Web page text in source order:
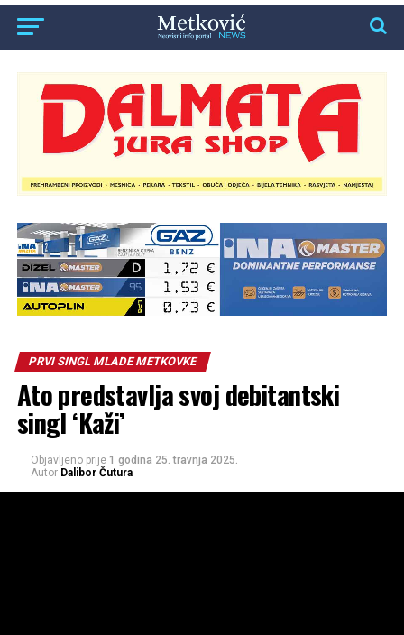
PRVI SINGL MLADE METKOVKE
Ato predstavlja svoj debitantski
singl ‘Kaži’
Objavljeno prije 1 godina 25. travnja 2025.
Autor Dalibor Čutura